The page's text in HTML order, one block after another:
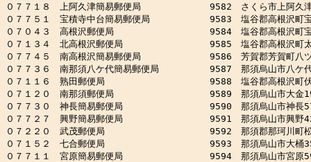
０７７１８　上阿久津簡易郵便局　　　　　　　 9582　さくら市上阿久
０７７５１　宝積寺中台簡易郵便局　　　　　　 9583　塩谷郡高根沢町
０７０４３　高根沢郵便局　　　　　　　　　　 9584　塩谷郡高根沢町
０７１３４　北高根沢郵便局　　　　　　　　　 9585　塩谷郡高根沢町
０７７４５　南高根沢簡易郵便局　　　　　　　 9586　芳賀郡芳賀町八
０７７３６　南那須八ケ代簡易郵便局　　　　　 9587　那須烏山市八ケ
０７１１６　熟田郵便局　　　　　　　　　　　 9588　塩谷郡高根沢町
０７１２０　南那須郵便局　　　　　　　　　　 9589　那須烏山市大金
０７７３０　神長簡易郵便局　　　　　　　　　 9590　那須烏山市神長
０７７２７　興野簡易郵便局　　　　　　　　　 9591　那須烏山市興野
０７２２０　武茂郵便局　　　　　　　　　　　 9592　那須郡那珂川町
０７１５２　七合郵便局　　　　　　　　　　　 9593　那須烏山市大桶
０７７１１　宮原簡易郵便局　　　　　　　　　 9594　那須烏山市宮原